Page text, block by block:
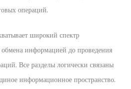
операций.
широкий спектр
обмена информацией до проведения
Все разделы логически связаны
информационное пространство.